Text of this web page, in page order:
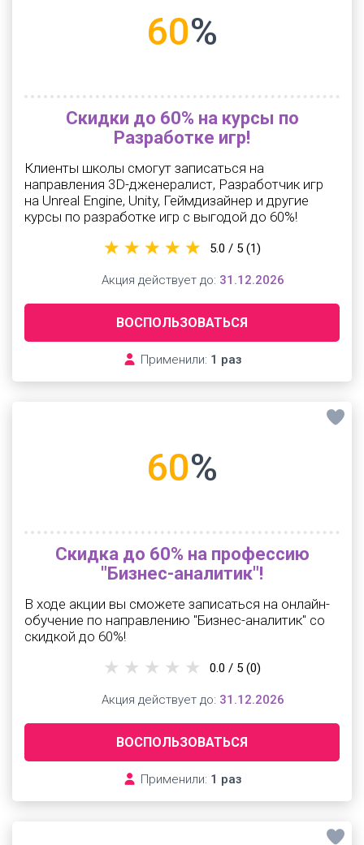
60%
Скидки до 60% на курсы по
Разработке игр!
Клиенты школы смогут записаться на
направления 3D-дженералист, Разработчик игр
на Unreal Engine, Unity, Геймдизайнер и другие
курсы по разработке игр с выгодой до 60%!
ВОСПОЛЬЗОВАТЬСЯ
Применили: 1 раз
5.0 / 5 (1)
Акция действует до: 31.12.2026
60%
Скидка до 60% на профессию
"Бизнес-аналитик"!
В ходе акции вы сможете записаться на онлайн-
обучение по направлению "Бизнес-аналитик" со
скидкой до 60%!
ВОСПОЛЬЗОВАТЬСЯ
Применили: 1 раз
0.0 / 5 (0)
Акция действует до: 31.12.2026